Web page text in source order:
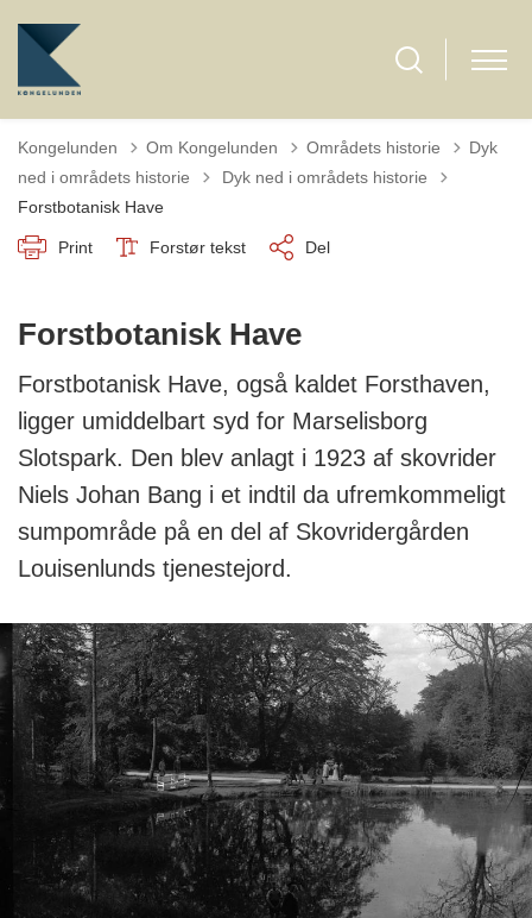
Kongelunden Om Kongelunden Områdets historie
Dyk
ned i områdets historie
Tilbage til
Dyk ned i områdets historie
Forstbotanisk Have
Print Forstør tekst Del
Forstbotanisk Have
Forstbotanisk Have, også kaldet Forsthaven,
ligger umiddelbart syd for Marselisborg
Slotspark. Den blev anlagt i 1923 af skovrider
Niels Johan Bang i et indtil da ufremkommeligt
sumpområde på en del af Skovridergården
Louisenlunds tjenestejord.